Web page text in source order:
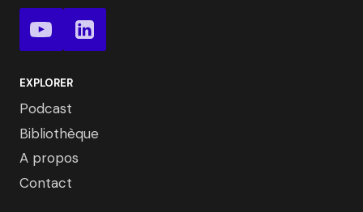
EXPLORER
Podcast
Bibliothèque
A propos
Contact